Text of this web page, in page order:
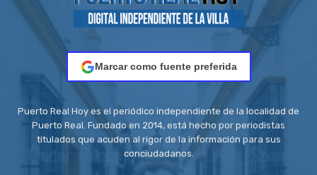
Marcar como fuente preferida
Puerto Real Hoy es el periódico independiente de la localidad de
Puerto Real. Fundado en 2014, está hecho por periodistas
titulados que acuden al rigor de la información para sus
conciudadanos.